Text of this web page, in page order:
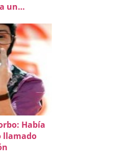
un…
Había
llamado